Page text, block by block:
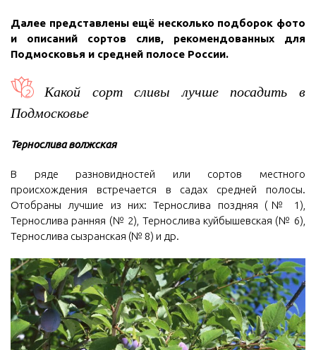
Далее представлены ещё несколько подборок фото
и описаний сортов слив, рекомендованных для
Подмосковья и средней полосе России.
Какой сорт сливы лучше посадить в
Подмосковье
Тернослива волжская
В ряде разновидностей или сортов местного
происхождения встречается в садах средней полосы.
Отобраны лучшие из них: Тернослива поздняя (№ 1),
Тернослива ранняя (№ 2), Тернослива куйбышевская (№ 6),
Тернослива сызранская (№ 8) и др.